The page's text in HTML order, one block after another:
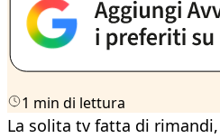
1 min di lettura
La solita tv fatta di